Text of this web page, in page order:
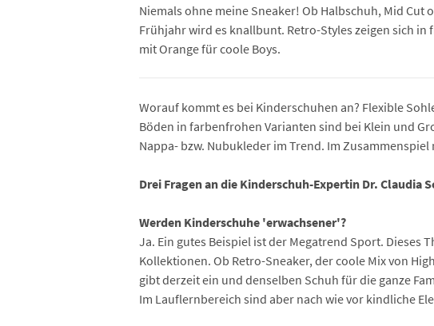
Niemals ohne meine Sneaker! Ob Halbschuh, Mid
Frühjahr wird es knallbunt. Retro-Styles zeigen sich
mit Orange für coole Boys.
Worauf kommt es bei Kinderschuhen an? Flexible
Böden in farbenfrohen Varianten sind bei Klein und
Nappa- bzw. Nubukleder im Trend. Im
Drei Fragen an die Kinderschuh-Expertin Dr. Claudia
Werden Kinderschuhe 'erwachsener'?
Ja. Ein gutes Beispiel ist der Megatrend Sport. Dieses
Kollektionen. Ob Retro-Sneaker, der coole Mix von
gibt derzeit ein und denselben Schuh für die ganze
Im Lauflernbereich sind aber nach wie vor kindliche